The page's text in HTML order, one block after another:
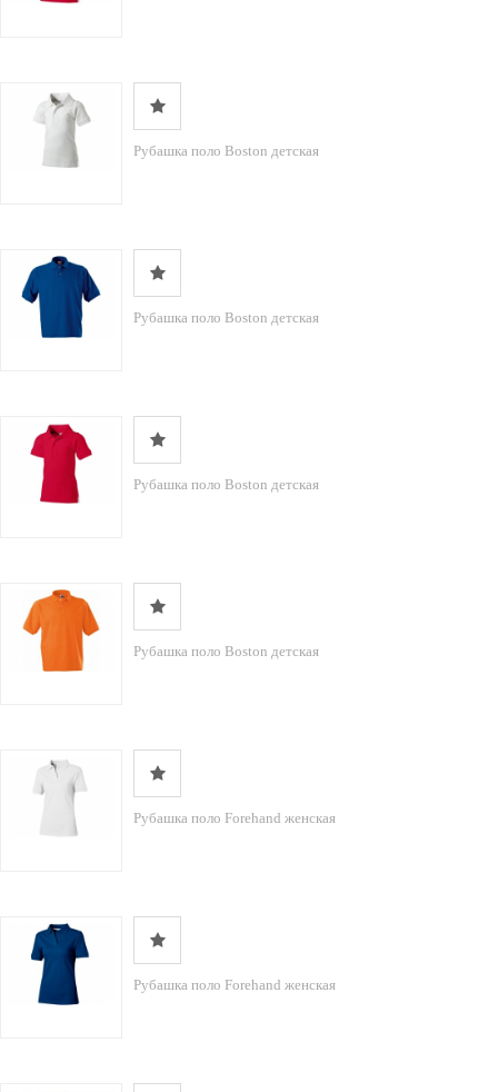
Рубашка поло Boston детская
Рубашка поло Boston детская
Рубашка поло Boston детская
Рубашка поло Boston детская
Рубашка поло Forehand женская
Рубашка поло Forehand женская